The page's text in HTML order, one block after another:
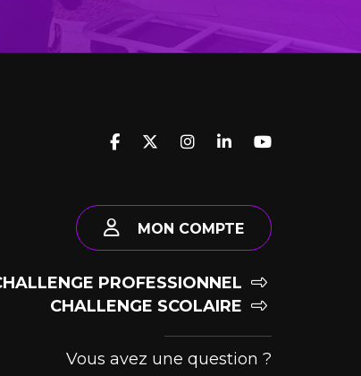
MON COMPTE
PROFESSIONNEL
CHALLENGE SCOLAIRE
Vous avez une question ?